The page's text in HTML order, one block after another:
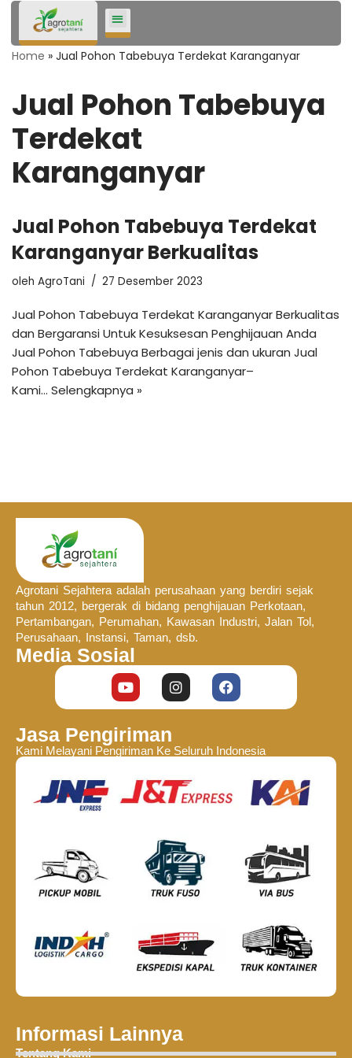
Lompat
ke
Home » Jual Pohon Tabebuya Terdekat Karanganyar
Jual Pohon Tabebuya
Terdekat
Karanganyar
Jual Pohon Tabebuya Terdekat
Karanganyar Berkualitas
oleh AgroTani 27 Desember 2023
Jual Pohon Tabebuya Terdekat Karanganyar Berkualitas
dan Bergaransi Untuk Kesuksesan Penghijauan Anda
Jual Pohon Tabebuya Berbagai jenis dan ukuran Jual
Pohon Tabebuya Terdekat Karanganyar–
Kami… Selengkapnya »
Agrotani Sejahtera adalah perusahaan yang berdiri sejak
tahun 2012, bergerak di bidang penghijauan Perkotaan,
Pertambangan, Perumahan, Kawasan Industri, Jalan Tol,
Perusahaan, Instansi, Taman, dsb.
Media Sosial
Jasa Pengiriman
Kami Melayani Pengiriman Ke Seluruh Indonesia
Informasi Lainnya
Tentang Kami